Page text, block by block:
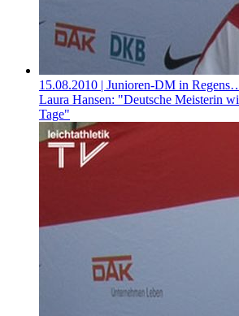
15.08.2010 | Junioren-DM in
Laura Hansen: "Deutsche Meisterin
Tage"